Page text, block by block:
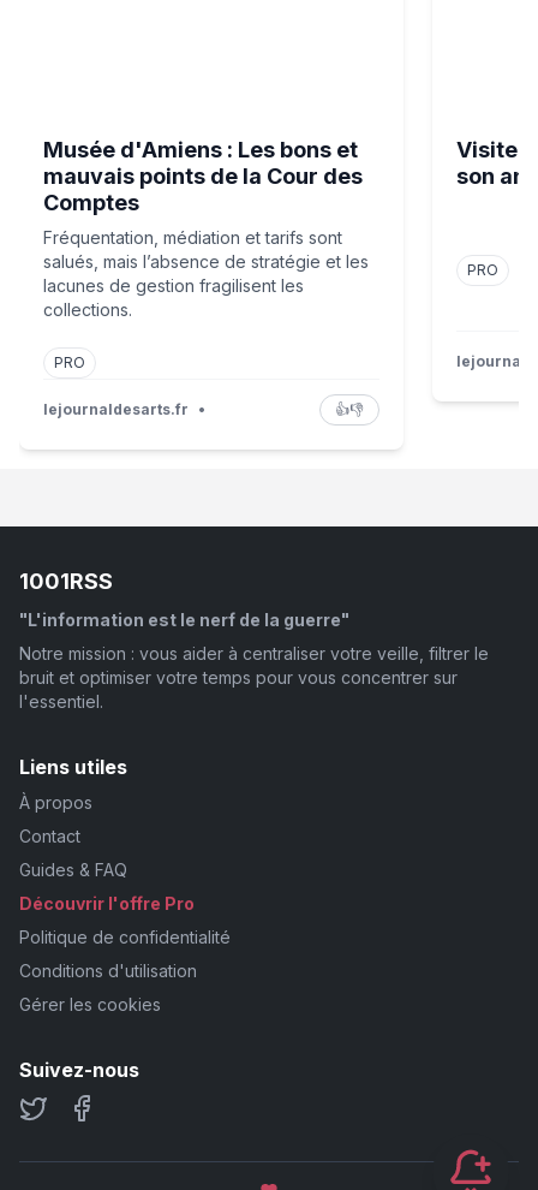
Musée d'Amiens : Les bons et
mauvais points de la Cour des
Comptes
Fréquentation, médiation et tarifs sont
salués, mais l’absence de stratégie et les
lacunes de gestion fragilisent les
collections.
PRO
lejournaldesarts.fr • 👍👎
Visite
son
PRO
1001RSS
"L'information est le nerf de la guerre"
Notre mission : vous aider à centraliser votre veille, filtrer le
bruit et optimiser votre temps pour vous concentrer sur
l'essentiel.
Liens utiles
À propos
Contact
Guides & FAQ
Découvrir l'offre Pro
Politique de confidentialité
Conditions d'utilisation
Gérer les cookies
Suivez-nous